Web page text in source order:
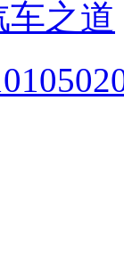
之道